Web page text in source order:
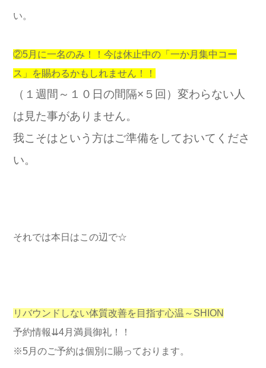
い。
②5月に一名のみ！！今は休止中の「一か月集中コー
ス」を賜わるかもしれません！！
（１週間～１０日の間隔×５回）変わらない人
は見た事がありません。
我こそはという方はご準備をしておいてくださ
い。
それでは本日はこの辺で☆
リバウンドしない体質改善を目指す心温～SHION
予約情報⇊4月満員御礼！！
※5月のご予約は個別に賜っております。